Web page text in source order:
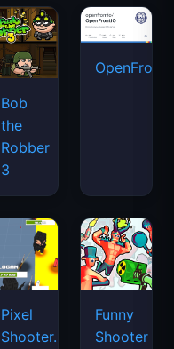
Bob
the
Robber
3
Pixel
Shooter.IO
Funny
Shooter